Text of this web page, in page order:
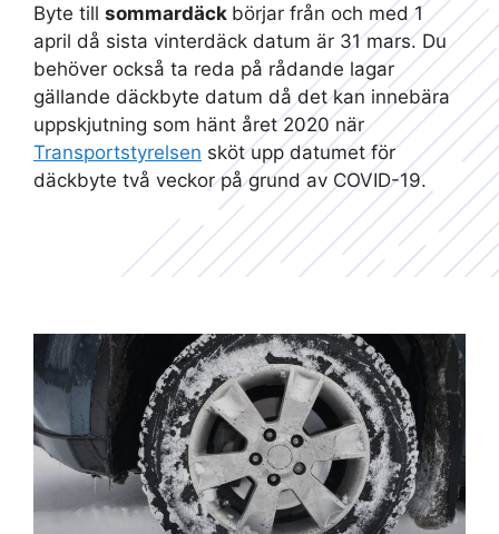
Byte till sommardäck börjar från och med 1
april då sista vinterdäck datum är 31 mars. Du
behöver också ta reda på rådande lagar
gällande däckbyte datum då det kan innebära
uppskjutning som hänt året 2020 när
Transportstyrelsen sköt upp datumet för
däckbyte två veckor på grund av COVID-19.